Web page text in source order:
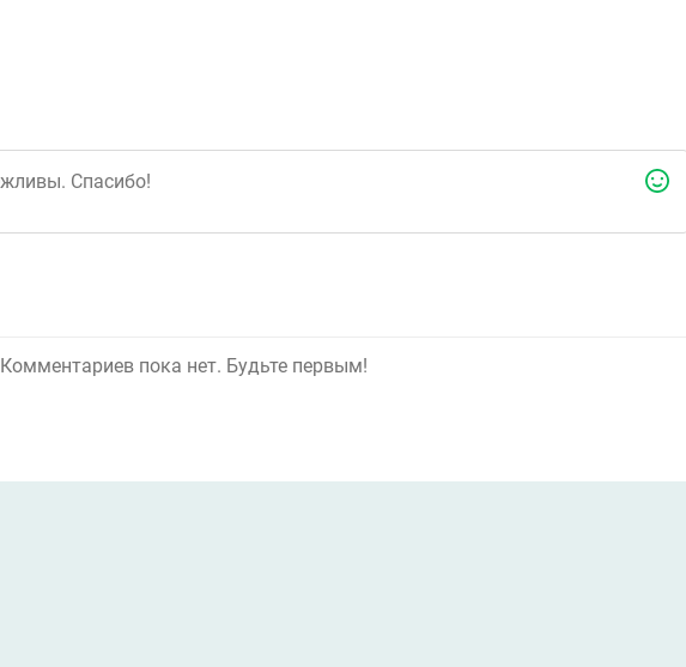
Комментариев пока нет. Будьте первым!